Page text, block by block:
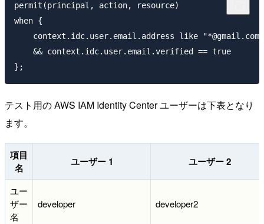
permit(principal, action, resource)
when {
    context.idc.user.email.address like "*@gmail.com"
    && context.idc.user.email.verified == true
テスト用の AWS IAM Identity Center ユーザーは下表となり
ます。
項目
名
ユーザー 1 ユーザー 2
ユー
ザー
名
developer developer2